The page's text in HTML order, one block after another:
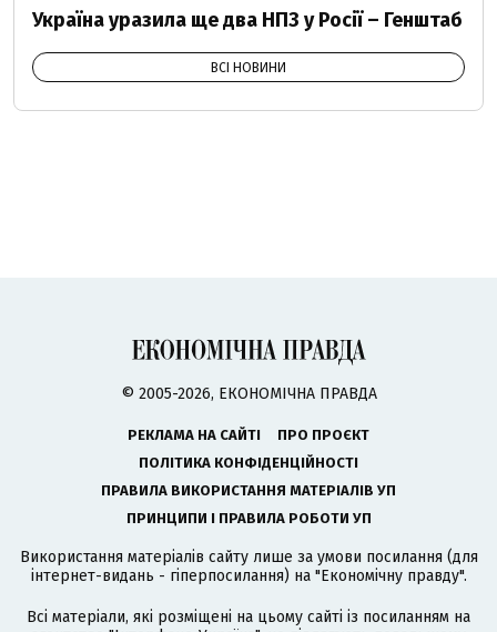
Україна уразила ще два НПЗ у Росії – Генштаб
ВСІ НОВИНИ
© 2005-2026, ЕКОНОМІЧНА ПРАВДА
РЕКЛАМА НА САЙТІ
ПРО ПРОЄКТ
ПОЛІТИКА КОНФІДЕНЦІЙНОСТІ
ПРАВИЛА ВИКОРИСТАННЯ МАТЕРІАЛІВ УП
ПРИНЦИПИ І ПРАВИЛА РОБОТИ УП
Використання матеріалів сайту лише за умови посилання (для
інтернет-видань - гіперпосилання) на "Економічну правду".
Всі матеріали, які розміщені на цьому сайті із посиланням на